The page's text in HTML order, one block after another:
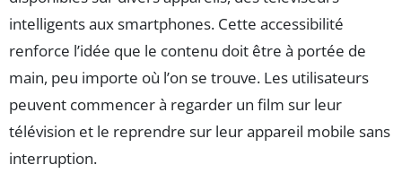
intelligents aux smartphones. Cette accessibilité
renforce l’idée que le contenu doit être à portée de
main, peu importe où l’on se trouve. Les utilisateurs
peuvent commencer à regarder un film sur leur
télévision et le reprendre sur leur appareil mobile sans
interruption.